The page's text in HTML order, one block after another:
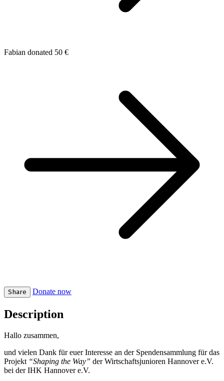
Fabian donated 50 €
Share Donate now
Description
Hallo zusammen,
und vielen Dank für euer Interesse an der Spendensammlung für das
Projekt “Shaping the Way” der Wirtschaftsjunioren Hannover e.V.
bei der IHK Hannover e.V.